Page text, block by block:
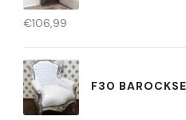
€106,99
F30